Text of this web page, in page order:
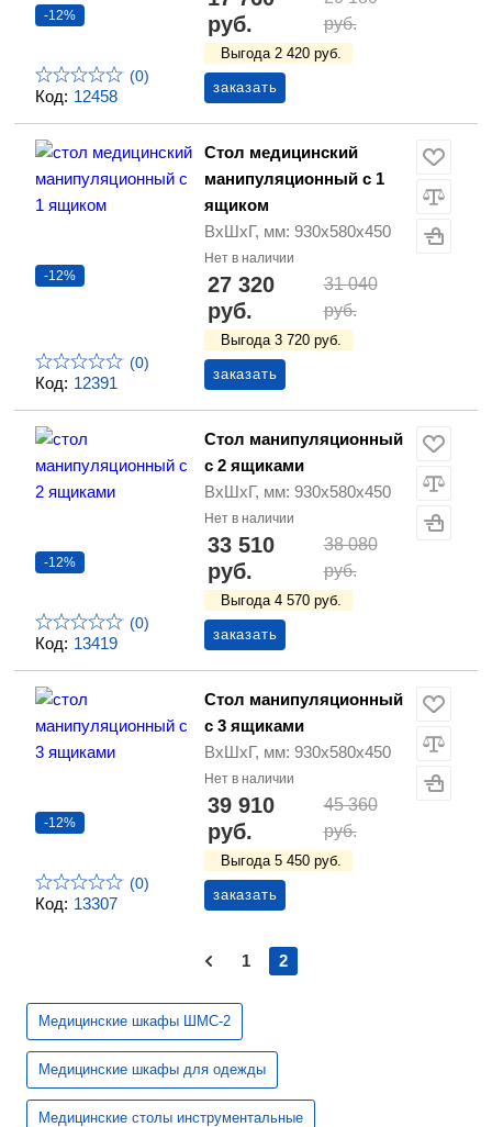
Код: 12458
-12%
(0)
руб.
руб.
Выгода 2 420 руб.
заказать
Код: 12391
-12%
(0)
Стол медицинский
манипуляционный c 1
ящиком
ВхШхГ, мм: 930х580х450
Нет в наличии
27 320
руб.
31 040
руб.
Выгода 3 720 руб.
заказать
Код: 13419
-12%
(0)
Стол манипуляционный
c 2 ящиками
ВхШхГ, мм: 930х580х450
Нет в наличии
33 510
руб.
38 080
руб.
Выгода 4 570 руб.
заказать
Код: 13307
-12%
(0)
Стол манипуляционный
c 3 ящиками
ВхШхГ, мм: 930х580х450
Нет в наличии
39 910
руб.
45 360
руб.
Выгода 5 450 руб.
заказать
1 2
Медицинские шкафы ШМС-2
Медицинские шкафы для одежды
Медицинские столы инструментальные